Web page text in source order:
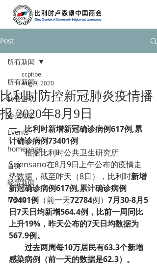
Post
所有新闻
协会活动
会员动态
Events
homepage
首页
经贸新闻
News
所有新闻
比利时防控新冠肺炎疫情播
报 2020年8月9日
ccpitbe
Aug 9, 2020
一、比利时新增新冠确诊病例617例,累
计确诊病例73401例
根据比利时公共卫生研究所
Sciensano在8月9日上午公布的疫情走
势数据，截至昨天（8日），比利时新增
新冠确诊病例617例,累计确诊病例
73401例 （前一天72784例） 7月30-8月5
日7天日均新增564.4例，比前一周同比
上升19%，昨天公布的7天日均数据为
567.9例。
过去两周每10万居民有63.3个新增
感染病例（前一天的数据是62.3）。